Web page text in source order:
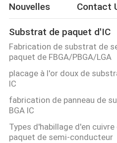
AU
SUJET
DE
NOUS
VISITE
D'USINE
Nouvelles
Contact
Substrat de paquet d'IC
Fabrication de substrat de
paquet de FBGA/PBGA/LGA
placage à l'or doux de
IC
fabrication de panneau de
BGA IC
Types d'habillage d'en
paquet de semi-conducteur